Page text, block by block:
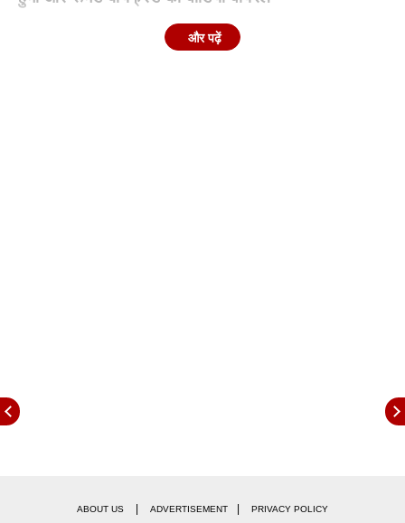
इस वीडियो में हुमा और रचित क्लोज नजर आए. रचित ने हुमा
को किस किया और उन्हें गले भी लगाया. हालांकि, जैसे ही रचित
और पढ़ें
ABOUT US ADVERTISEMENT PRIVACY POLICY